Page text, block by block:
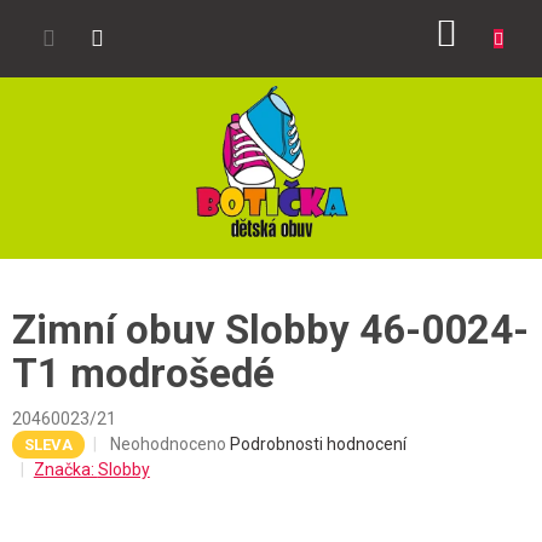
Zimní obuv Slobby 46-0024-
T1 modrošedé
20460023/21
SLEVA
Průměrné
hodnocení
Neohodnoceno Podrobnosti hodnocení
Značka: Slobby